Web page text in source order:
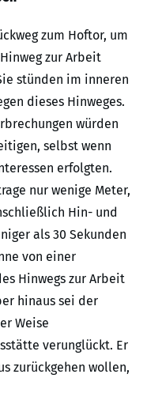
zum Hoftor, um
zur Arbeit
stünden im inneren
dieses Hinweges.
würden
selbst wenn
erfolgten.
nur wenige Meter,
Hin- und
als 30 Sekunden
von einer
Hinwegs zur Arbeit
hinaus sei der
Weise
verunglückt. Er
zurückgehen wollen,